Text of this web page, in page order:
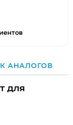
АНАЛОГОВ
для